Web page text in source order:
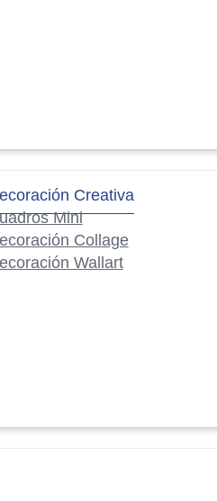
Creativa
Mini
Collage
Wallart